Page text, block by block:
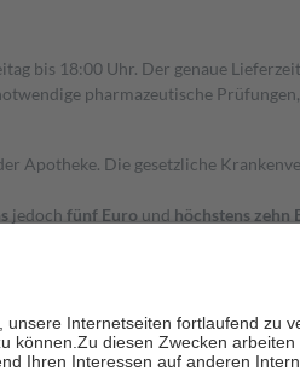
bis 18:00 Uhr. Der genaue
pharmazeutische
Apotheke. Die gesetzliche
jedoch fünf Euro und höchstens zehn
der Familie zu unterstützen, fallen